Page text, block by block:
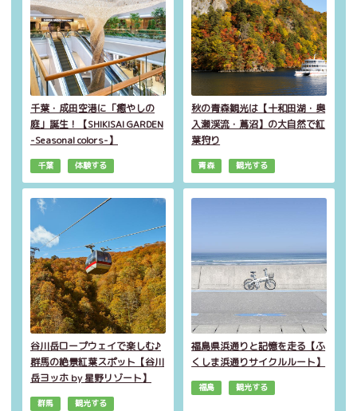
千葉・成田空港に「癒やしの
庭」誕生！【SHIKISAI GARDEN
-Seasonal colors-】
千葉 体験する
秋の青森観光は【十和田湖・奥
入瀬渓流・蔦沼】の大自然で紅
葉狩り
青森 観光する
谷川岳ロープウェイで楽しむ♪
群馬の絶景紅葉スポット【谷川
岳ヨッホ by 星野リゾート】
群馬 観光する
福島県浜通りと記憶を走る【ふ
くしま浜通りサイクルルート】
福島 観光する